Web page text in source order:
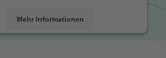
Mehr Informationen